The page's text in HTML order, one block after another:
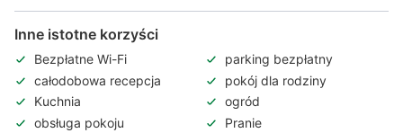
Inne istotne korzyści
Bezpłatne Wi-Fi
parking bezpłatny
całodobowa recepcja
pokój dla rodziny
Kuchnia
ogród
obsługa pokoju
Pranie